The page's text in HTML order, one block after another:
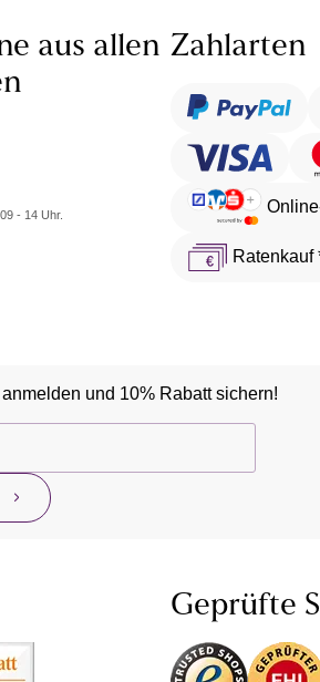
aus allen
- 14 Uhr.
Zahlarten
Ratenkauf
und 10% Rabatt sichern!
Geprüfte